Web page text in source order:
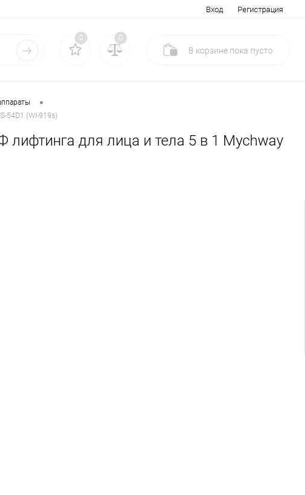
Вход Регистрация
0 0
В корзине пока пусто
•
54D1 (Wl-919s)
лифтинга для лица и тела 5 в 1 Mychway